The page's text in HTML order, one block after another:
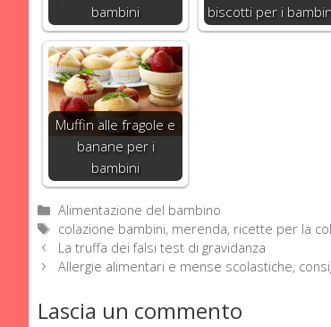
bambini
biscotti per i
Muffin alle fragole e
banane per i
bambini
Categorie
Alimentazione del bambino
Tag
colazione bambini, merenda, ricette per la
La truffa dei falsi test di gravidanza
Allergie alimentari e mense scolastiche,
Lascia un commento